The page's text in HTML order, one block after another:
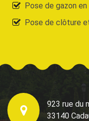
Pose de gazon
Pose de clôture
923 rue du
33140